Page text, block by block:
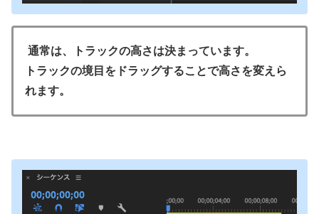
通常は、トラックの高さは決まっています。
トラックの境目をドラッグすることで高さを変えら
れます。